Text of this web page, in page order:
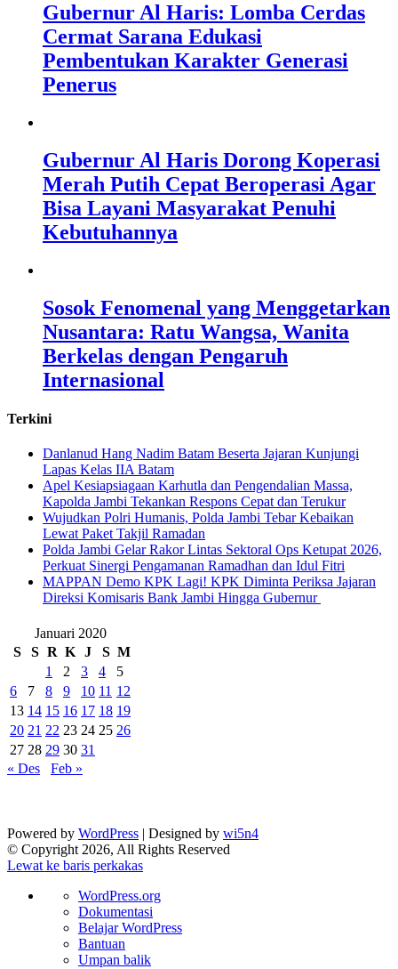
Gubernur Al Haris: Lomba Cerdas
Cermat Sarana Edukasi
Pembentukan Karakter Generasi
Penerus
Gubernur Al Haris Dorong Koperasi
Merah Putih Cepat Beroperasi Agar
Bisa Layani Masyarakat Penuhi
Kebutuhannya
Sosok Fenomenal yang Menggetarkan
Nusantara: Ratu Wangsa, Wanita
Berkelas dengan Pengaruh
Internasional
Terkini
Danlanud Hang Nadim Batam Beserta Jajaran Kunjungi
Lapas Kelas IIA Batam
Apel Kesiapsiagaan Karhutla dan Pengendalian Massa,
Kapolda Jambi Tekankan Respons Cepat dan Terukur
Wujudkan Polri Humanis, Polda Jambi Tebar Kebaikan
Lewat Paket Takjil Ramadan
Polda Jambi Gelar Rakor Lintas Sektoral Ops Ketupat 2026,
Perkuat Sinergi Pengamanan Ramadhan dan Idul Fitri
‎MAPPAN Demo KPK Lagi! KPK Diminta Periksa Jajaran
Direksi Komisaris Bank Jambi Hingga Gubernur ‎
Januari 2020
S
S R K J S M
1
2 3 4
5
6
7 8 9 10 11 12
13 14 15 16 17 18 19
20 21 22 23 24 25 26
27 28 29 30 31
« Des
Feb »
Powered by WordPress | Designed by wi5n4
© Copyright 2026, All Rights Reserved
Lewat ke baris perkakas
Tentang
WordPress
WordPress.org
Dokumentasi
Belajar WordPress
Bantuan
Umpan balik